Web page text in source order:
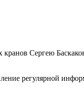
Сергею
регулярной